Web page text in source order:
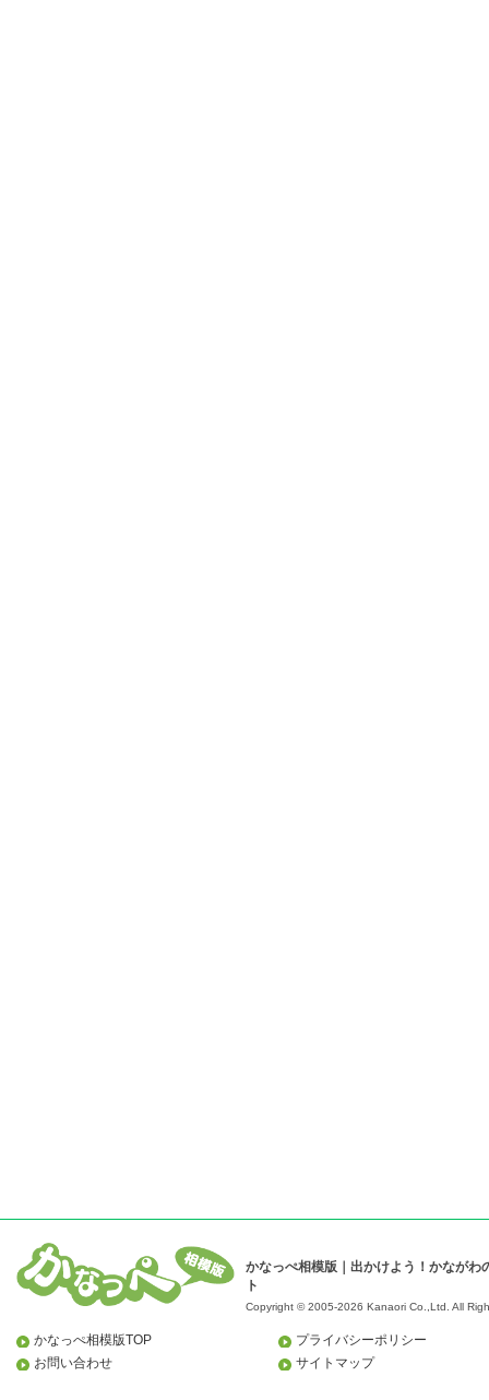
かなっぺ相模版｜出かけよう！かながわ
ト
Copyright © 2005-2026 Kanaori Co.,Ltd. All
かなっぺ相模版TOP
お問い合わせ
プライバシーポリシー
サイトマップ